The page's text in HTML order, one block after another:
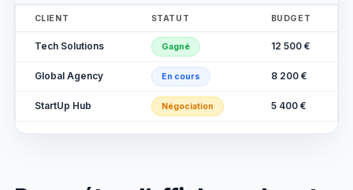
CLIENT STATUT BUDGET
Tech Solutions Gagné 12 500 €
Global Agency En cours 8 200 €
StartUp Hub Négociation 5 400 €